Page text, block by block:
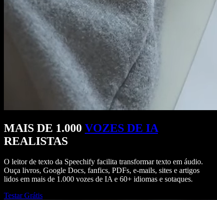
MAIS DE 1.000 VOZES DE IA
REALISTAS
O leitor de texto da Speechify facilita transformar texto em áudio.
Ouça livros, Google Docs, fanfics, PDFs, e-mails, sites e artigos
lidos em mais de 1.000 vozes de IA e 60+ idiomas e sotaques.
Testar Grátis